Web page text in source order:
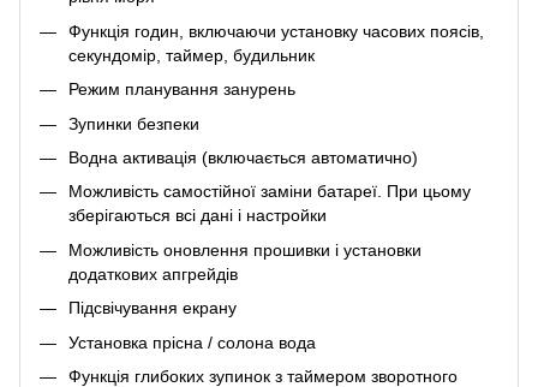
Функція годин, включаючи установку часових поясів,
секундомір, таймер, будильник
Режим планування занурень
Зупинки безпеки
Водна активація (включається автоматично)
Можливість самостійної заміни батареї. При цьому
зберігаються всі дані і настройки
Можливість оновлення прошивки і установки
додаткових апгрейдів
Підсвічування екрану
Установка прісна / солона вода
Функція глибоких зупинок з таймером зворотного